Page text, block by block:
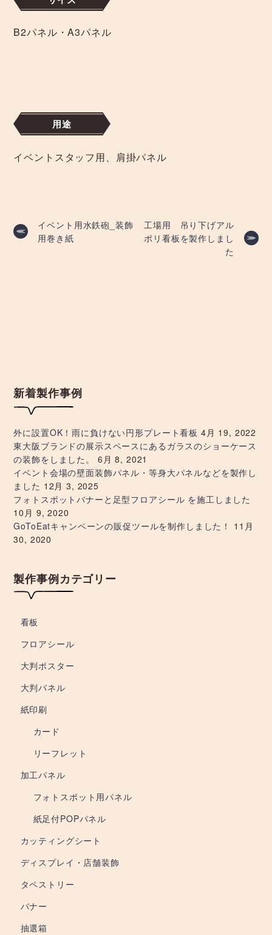
B2パネル・A3パネル
用途
イベントスタッフ用、肩掛パネル
投
シ
ョ
ン
イベント用水鉄砲_装飾
用巻き紙
工場用 吊り下げアル
ポリ看板を製作しまし
た
新着製作事例
外に設置OK！雨に負けない円形プレート看板 4月 19, 2022
東大阪ブランドの展示スペースにあるガラスのショーケース
の装飾をしました。
6月 8, 2021
イベント会場の壁面装飾パネル・等身大パネルなどを製作し
ました 12月 3, 2025
フォトスポットバナーと足型フロアシール を施工しました
10月 9, 2020
GoToEatキャンペーンの販促ツールを制作しました！
11月
30, 2020
製作事例カテゴリー
看板
フロアシール
大判ポスター
大判パネル
紙印刷
カード
リーフレット
加工パネル
フォトスポット用パネル
紙足付POPパネル
カッティングシート
ディスプレイ・店舗装飾
タペストリー
バナー
抽選箱